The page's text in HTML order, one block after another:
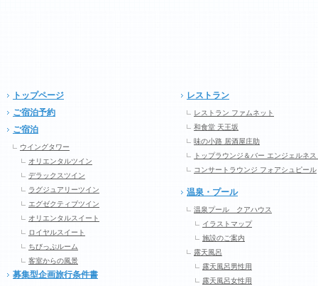
トップページ
ご宿泊予約
ご宿泊
ウイングタワー
オリエンタルツイン
デラックスツイン
ラグジュアリーツイン
エグゼクティブツイン
オリエンタルスイート
ロイヤルスイート
ちびっぷルーム
客室からの風景
募集型企画旅行条件書
レストラン
レストラン ファムネット
和食堂 天王坂
味の小路 居酒屋庄助
トップラウンジ＆バー エンジェルネス
コンサートラウンジ フォアシュピール
温泉・プール
温泉プール クアハウス
イラストマップ
施設のご案内
露天風呂
露天風呂男性用
露天風呂女性用